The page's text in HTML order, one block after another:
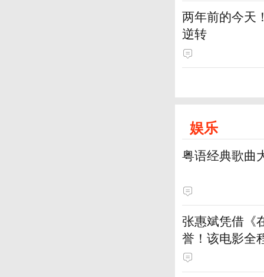
两年前的今天
逆转
娱乐
粤语经典歌曲
张惠斌凭借《
誉！该电影全
土演员